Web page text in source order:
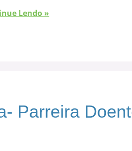
Lendo »
Parreira